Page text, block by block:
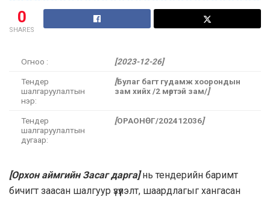
0
SHARES
Огноо : [2023-12-26]
Тендер
шалгаруулалтын
нэр:
[Булаг багт гудамж хоорондын
зам хийх /2 мөртэй зам/]
Тендер
шалгаруулалтын
дугаар:
[ОРАОНӨГ/202412036]
[Орхон аймгийн Засаг дарга]нь тендерийн баримт
бичигт заасан шалгуур үзүүлэлт, шаардлагыг хангасан